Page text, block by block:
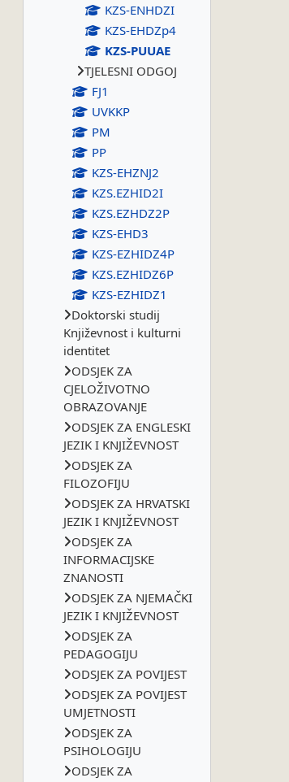
KZS-ENHDZI
KZS-EHDZp4
KZS-PUUAE
TJELESNI ODGOJ
FJ1
UVKKP
PM
PP
KZS-EHZNJ2
KZS.EZHID2I
KZS.EZHDZ2P
KZS-EHD3
KZS-EZHIDZ4P
KZS.EZHIDZ6P
KZS-EZHIDZ1
Doktorski studij
Književnost i kulturni
identitet
ODSJEK ZA
CJELOŽIVOTNO
OBRAZOVANJE
ODSJEK ZA ENGLESKI
JEZIK I KNJIŽEVNOST
ODSJEK ZA
FILOZOFIJU
ODSJEK ZA HRVATSKI
JEZIK I KNJIŽEVNOST
ODSJEK ZA
INFORMACIJSKE
ZNANOSTI
ODSJEK ZA NJEMAČKI
JEZIK I KNJIŽEVNOST
ODSJEK ZA
PEDAGOGIJU
ODSJEK ZA POVIJEST
ODSJEK ZA POVIJEST
UMJETNOSTI
ODSJEK ZA
PSIHOLOGIJU
ODSJEK ZA